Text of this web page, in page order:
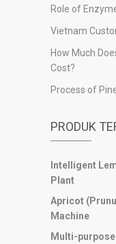
Role of
Vietnam
How Much
Cost?
Process of
PRODUK
Intelligent
Plant
Apricot
Machine
Multi-